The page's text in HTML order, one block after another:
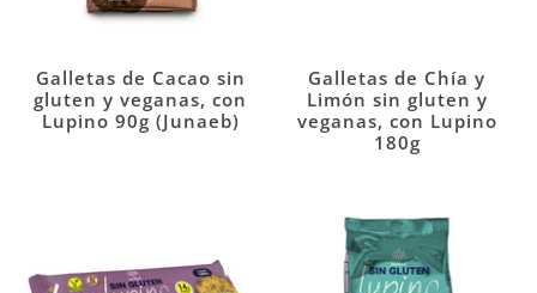
Galletas de Cacao sin
gluten y veganas, con
Lupino 90g (Junaeb)
Galletas de Chía y
Limón sin gluten y
veganas, con Lupino
180g